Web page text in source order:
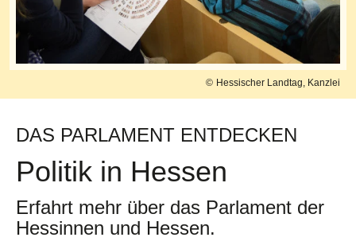
Hessischer Landtag, Kanzlei
DAS PARLAMENT ENTDECKEN
Politik in Hessen
Erfahrt mehr über das Parlament der
Hessinnen und Hessen.